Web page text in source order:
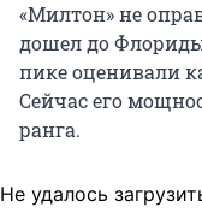
«Милтон» не
дошел до
пике оценивали
Сейчас его
ранга.
Не удалось